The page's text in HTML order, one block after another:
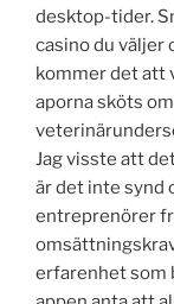
desktop-tider.
casino du väljer
kommer det att
aporna sköts
Jag visste att
är det inte synd
entreprenörer
erfarenhet som